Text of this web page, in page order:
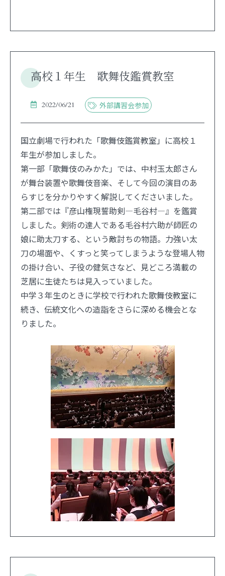
高校１年生 歌舞伎鑑賞教室
2022/06/21 外部講習会参加
国立劇場で行われた「歌舞伎鑑賞教室」に高校１
年生が参加しました。
第一部「歌舞伎のみかた」では、中村玉太郎さん
が舞台装置や歌舞伎音楽、そして今回の演目のあ
らすじを分かりやすく解説してくださいました。
第二部では『彦山権現誓助剣―毛谷村―』を鑑賞
しました。剣術の達人である毛谷村六助が師匠の
娘に助太刀する、という敵討ちの物語。力強い太
刀の場面や、くすっと笑ってしまうような登場人物
の掛け合い、子役の健気さなど、見どころ満載の
芝居に生徒たちは見入っていました。
中学３年生のときに学校で行われた歌舞伎教室に
続き、伝統文化への造詣をさらに深める機会とな
りました。